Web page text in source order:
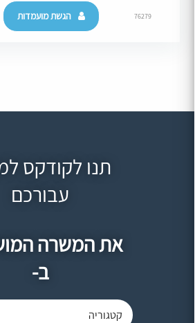
76279 הגשת מועמדות
תנו לקודקס
עבורכם
את המשרה
ב-
קטגוריה